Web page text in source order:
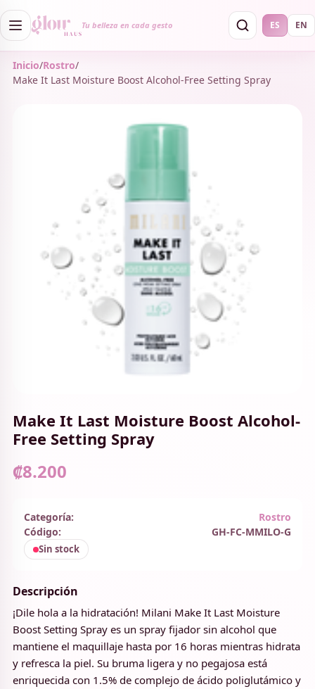
Tu belleza en cada gesto ES EN
Inicio/Rostro/
Make It Last Moisture Boost Alcohol-Free Setting Spray
Make It Last Moisture Boost Alcohol-
Free Setting Spray
₡8.200
Categoría:
Rostro
Código:
GH-FC-MMILO-G
Sin stock
Descripción
¡Dile hola a la hidratación! Milani Make It Last Moisture
Boost Setting Spray es un spray fijador sin alcohol que
mantiene el maquillaje hasta por 16 horas mientras hidrata
y refresca la piel. Su bruma ligera y no pegajosa está
enriquecida con 1.5% de complejo de ácido poliglutámico y